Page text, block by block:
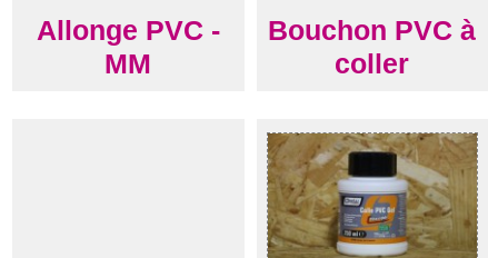
Allonge PVC -
MM
Bouchon PVC à
coller